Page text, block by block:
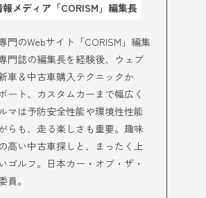
報メディア「CORISM」編集長
門のWebサイト「CORISM」編集
門誌の編集長を経験後、ウェブ
車＆中古車購入テクニックか
ート、カスタムカーまで幅広く
マは予防安全性能や環境性性能
らも、走る楽しさも重要。趣味
高い中古車探しと、まったく上
ゴルフ。日本カー・オブ・ザ・
員。